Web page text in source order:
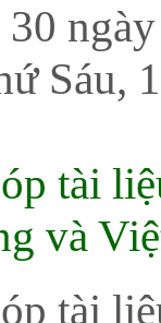
Sáu,
tài
và
tài